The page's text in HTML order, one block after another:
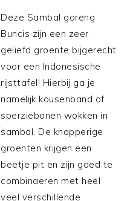
Deze Sambal goreng
Buncis zijn een zeer
geliefd groente bijgerecht
voor een Indonesische
rijsttafel! Hierbij ga je
namelijk kousenband of
sperziebonen wokken in
sambal. De knapperige
groenten krijgen een
beetje pit en zijn goed te
combinaeren met heel
veel verschillende